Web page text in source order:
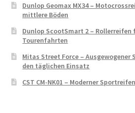
Dunlop Geomax MX34 –
mittlere Böden
Dunlop ScootSmart 2 –
Tourenfahrten
Mitas Street Force –
den täglichen Einsatz
CST CM-NK01 – Moderner